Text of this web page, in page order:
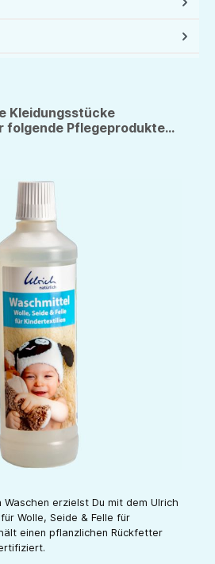
Kleidungsstücke
folgende Pflegeprodukte...
erzielst Du mit dem Ulrich
Wolle, Seide & Felle für
einen pflanzlichen Rückfetter